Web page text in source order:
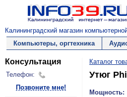
Калининградский магазин
Компьютеры, оргтехника
Консультация
Телефон:
Позвоните мне!
Каталог
Утюг
Мощность: